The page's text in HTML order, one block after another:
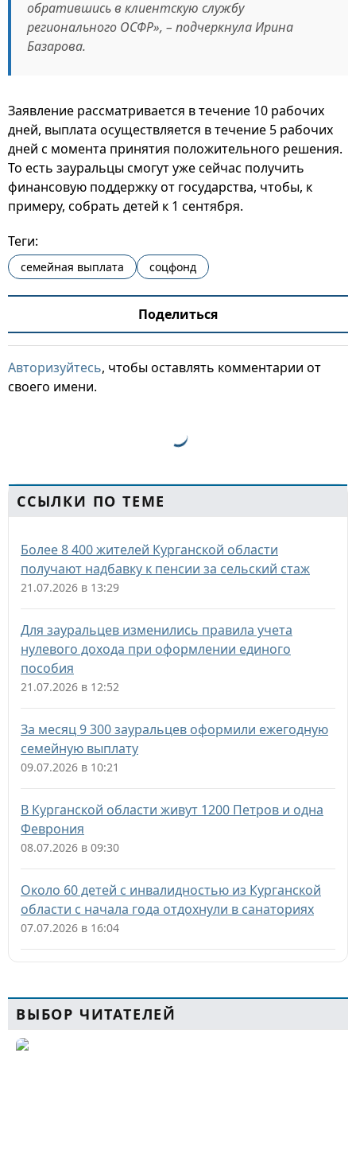
обратившись в клиентскую службу
регионального ОСФР», – подчеркнула Ирина
Базарова.
Заявление рассматривается в течение 10 рабочих
дней, выплата осуществляется в течение 5 рабочих
дней с момента принятия положительного решения.
То есть зауральцы смогут уже сейчас получить
финансовую поддержку от государства, чтобы, к
примеру, собрать детей к 1 сентября.
Теги:
семейная выплата соцфонд
Поделиться
Авторизуйтесь, чтобы оставлять комментарии от
своего имени.
ССЫЛКИ ПО ТЕМЕ
Более 8 400 жителей Курганской области
получают надбавку к пенсии за сельский стаж
21.07.2026 в 13:29
Для зауральцев изменились правила учета
нулевого дохода при оформлении единого
пособия
21.07.2026 в 12:52
За месяц 9 300 зауральцев оформили ежегодную
семейную выплату
09.07.2026 в 10:21
В Курганской области живут 1200 Петров и одна
Феврония
08.07.2026 в 09:30
Около 60 детей с инвалидностью из Курганской
области с начала года отдохнули в санаториях
07.07.2026 в 16:04
ВЫБОР ЧИТАТЕЛЕЙ